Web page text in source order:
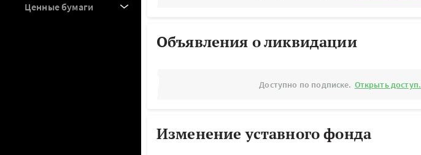
Ценные бумаги
Объявления о ликвидации
Доступно по подписке. Открыть доступ.
Изменение уставного фонда